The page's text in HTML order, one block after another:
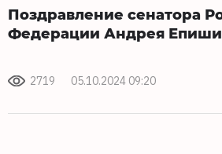
Поздравление сенатора
Федерации Андрея
2719 05.10.2024 09:20